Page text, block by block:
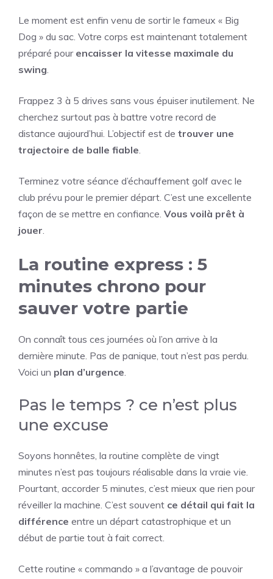
Le moment est enfin venu de sortir le fameux « Big
Dog » du sac. Votre corps est maintenant totalement
préparé pour encaisser la vitesse maximale du
swing
Frappez 3 à 5 drives sans vous épuiser inutilement. Ne
cherchez surtout pas à battre votre record de
distance aujourd’hui. L’objectif est de trouver une
trajectoire de balle fiable
Terminez votre séance d’échauffement golf avec le
club prévu pour le premier départ. C’est une excellente
façon de se mettre en confiance. Vous voilà prêt à
jouer
La routine express : 5
minutes chrono pour
sauver votre partie
On connaît tous ces journées où l’on arrive à la
dernière minute. Pas de panique, tout n’est pas perdu.
Voici un plan d’urgence
Pas le temps ? ce n’est plus
une excuse
Soyons honnêtes, la routine complète de vingt
minutes n’est pas toujours réalisable dans la vraie vie.
Pourtant, accorder 5 minutes, c’est mieux que rien pour
réveiller la machine. C’est souvent ce détail qui fait la
différence entre un départ catastrophique et un
début de partie tout à fait correct.
Cette routine « commando » a l’avantage de pouvoir